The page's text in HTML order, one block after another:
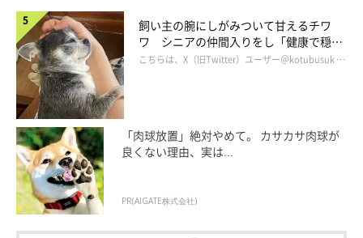
飼い主の腕にしがみついて甘えるチワ
ワ シニアの仲間入りをし「健康で穏や
かな暮らしが続いてほしい」と願う
こちらは、X（旧Twitter）ユーザー＠kotubusuk …
「肉球放置」絶対やめて。 カサカサ肉球が
良くない理由、実は...
PR(AIGATE株式会社)